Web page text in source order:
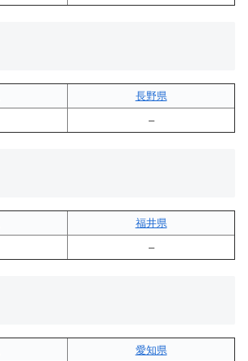
長野県
–
福井県
–
愛知県